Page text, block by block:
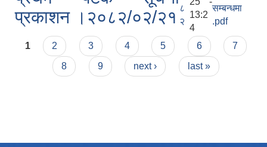
प्रकाशन ।२०८२/०२/२१ ८
२
13:2
4
सम्बन्धमा
.pdf
Pages
1 2 3 4 5 6
7
8
9 next › last »